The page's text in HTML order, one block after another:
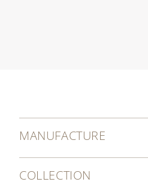
MANUFACTURE
COLLECTION